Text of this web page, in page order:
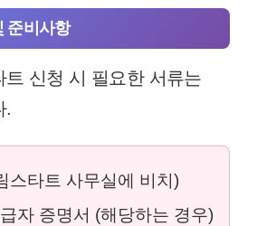
준비사항
트 신청 시 필요한 서류는
.
스타트 사무실에 비치)
자 증명서 (해당하는 경우)